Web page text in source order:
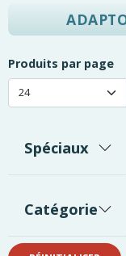
Produits par page
Spéciaux
Catégorie